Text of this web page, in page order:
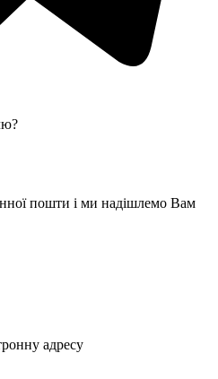
пошти і ми надішлемо Вам
адресу